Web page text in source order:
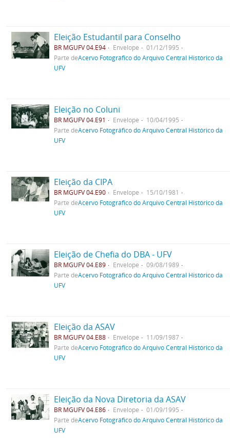
Eleição Estudantil para Conselho
BR MGUFV 04.E94 Envelope
01/12/1995
Parte deAcervo Fotográfico do Arquivo Central Histórico da
UFV
Eleição no Coluni
BR MGUFV 04.E91 Envelope
10/04/1995
Parte deAcervo Fotográfico do Arquivo Central Histórico da
UFV
Eleição da CIPA
BR MGUFV 04.E90 Envelope
15/10/1981
Parte deAcervo Fotográfico do Arquivo Central Histórico da
UFV
Eleição de Chefia do DBA - UFV
BR MGUFV 04.E89 Envelope
09/08/1989
Parte deAcervo Fotográfico do Arquivo Central Histórico da
UFV
Eleição da ASAV
BR MGUFV 04.E88 Envelope
11/09/1987
Parte deAcervo Fotográfico do Arquivo Central Histórico da
UFV
Eleição da Nova Diretoria da ASAV
BR MGUFV 04.E86 Envelope
01/09/1995
Parte deAcervo Fotográfico do Arquivo Central Histórico da
UFV